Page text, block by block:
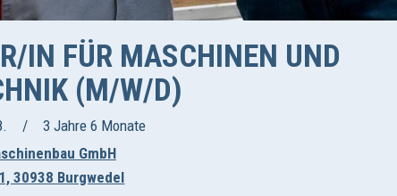
IN FÜR MASCHINEN UND
(M/W/D)
3 Jahre 6 Monate
GmbH
30938 Burgwedel